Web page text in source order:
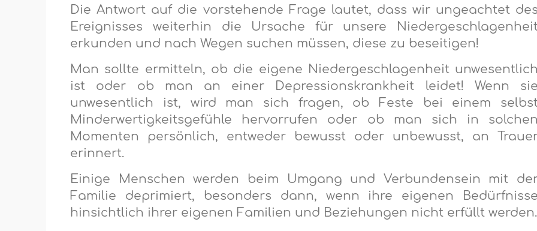
Die Antwort auf die vorstehende Frage lautet, dass wir ungeachtet des
Ereignisses weiterhin die Ursache für unsere
erkunden und nach Wegen suchen müssen, diese zu beseitigen!
Man sollte ermitteln, ob die eigene Niedergeschlagenheit unwesentlich
ist oder ob man an einer Depressionskrankheit leidet! Wenn sie
unwesentlich ist, wird man sich fragen, ob Feste bei einem
Minderwertigkeitsgefühle hervorrufen oder ob man sich in solchen
Momenten persönlich, entweder bewusst oder unbewusst, an
erinnert.
Einige Menschen werden beim Umgang und Verbundensein mit
Familie deprimiert, besonders dann, wenn ihre eigenen Bedürfnisse
hinsichtlich ihrer eigenen Familien und Beziehungen nicht erfüllt werden.